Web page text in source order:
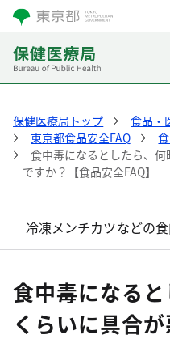
保健医療局トップ 食品・
東京都食品安全FAQ
食中毒になるとしたら、
ですか？【食品安全FAQ】
冷凍メンチカツなどの
食中毒になる
くらいに具合